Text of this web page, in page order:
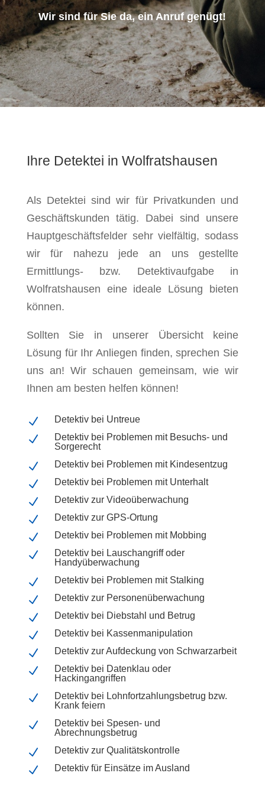
Wir sind für Sie da, ein Anruf genügt!
Ihre Detektei in Wolfratshausen
Als Detektei sind wir für Privatkunden und
Geschäftskunden tätig. Dabei sind unsere
Hauptgeschäftsfelder sehr vielfältig, sodass
wir für nahezu jede an uns gestellte
Ermittlungs- bzw. Detektivaufgabe in
Wolfratshausen eine ideale Lösung bieten
können.
Sollten Sie in unserer Übersicht keine
Lösung für Ihr Anliegen finden, sprechen Sie
uns an! Wir schauen gemeinsam, wie wir
Ihnen am besten helfen können!
N Detektiv bei Untreue
N
Detektiv bei Problemen mit Besuchs- und
Sorgerecht
N Detektiv bei Problemen mit Kindesentzug
N Detektiv bei Problemen mit Unterhalt
N Detektiv zur Videoüberwachung
N Detektiv zur GPS-Ortung
N Detektiv bei Problemen mit Mobbing
N
Detektiv bei Lauschangriff oder
Handyüberwachung
N Detektiv bei Problemen mit Stalking
N Detektiv zur Personenüberwachung
N Detektiv bei Diebstahl und Betrug
N Detektiv bei Kassenmanipulation
N Detektiv zur Aufdeckung von Schwarzarbeit
N
Detektiv bei Datenklau oder
Hackingangriffen
N
Detektiv bei Lohnfortzahlungsbetrug bzw.
Krank feiern
N
Detektiv bei Spesen- und
Abrechnungsbetrug
N Detektiv zur Qualitätskontrolle
N Detektiv für Einsätze im Ausland